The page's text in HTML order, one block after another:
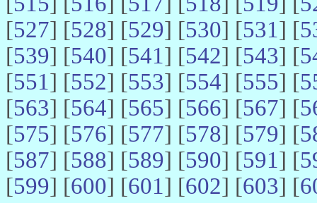
[527] [528] [529] [530] [531] [
[539] [540] [541] [542] [543] [
[551] [552] [553] [554] [555] [
[563] [564] [565] [566] [567] [
[575] [576] [577] [578] [579] [
[587] [588] [589] [590] [591] [
[599] [600] [601] [602] [603] [